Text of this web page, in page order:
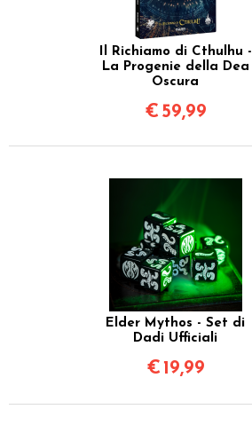
Il Richiamo di Cthulhu -
La Progenie della Dea
Oscura
€ 59,99
Elder Mythos - Set di
Dadi Ufficiali
€ 19,99